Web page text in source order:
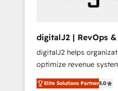
digitalJ2 | RevOps
Implementations
digitalJ2 helps
optimize revenue
scalable, predictable growth. As a
accredited HubSpot
Elite Solutions Partner5.0